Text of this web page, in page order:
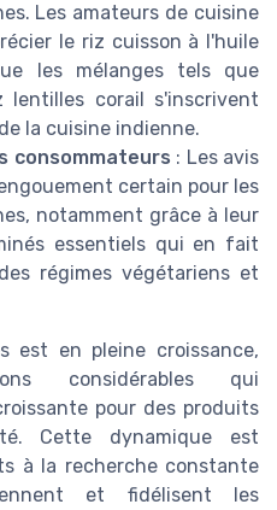
Les amateurs de cuisine
le riz cuisson à l'huile
les mélanges tels que
lentilles corail s'inscrivent
la cuisine indienne.
consommateurs : Les avis
certain pour les
notamment grâce à leur
essentiels qui en fait
régimes végétariens et
est en pleine croissance,
considérables qui
pour des produits
Cette dynamique est
à la recherche constante
et fidélisent les